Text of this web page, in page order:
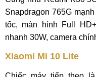
Snapdragon 765G
tốc, màn hình Full
nhanh 30W, camera
Xiaomi Mi 10 Lite